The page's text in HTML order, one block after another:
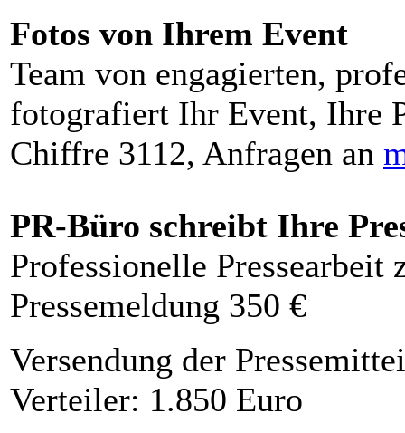
Fotos von Ihrem Event
Team von engagierten,
fotografiert Ihr Event, Ihre
Chiffre 3112, Anfragen an
PR-Büro schreibt Ihre
Professionelle Pressearbeit
Pressemeldung 350 €
Versendung der
Verteiler: 1.850 Euro